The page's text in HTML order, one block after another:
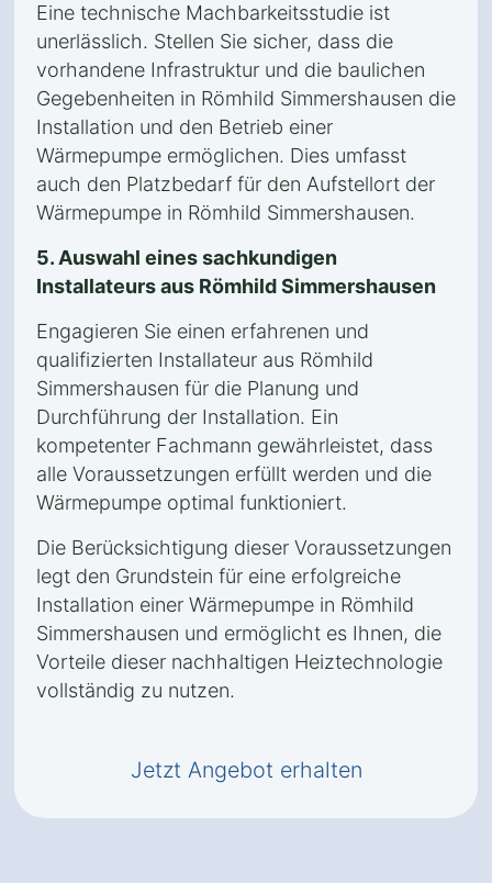
Eine technische Machbarkeitsstudie ist
unerlässlich. Stellen Sie sicher, dass die
vorhandene Infrastruktur und die baulichen
Gegebenheiten in Römhild Simmershausen die
Installation und den Betrieb einer
Wärmepumpe ermöglichen. Dies umfasst
auch den Platzbedarf für den Aufstellort der
Wärmepumpe in Römhild Simmershausen.
5. Auswahl eines sachkundigen
Installateurs aus Römhild Simmershausen
Engagieren Sie einen erfahrenen und
qualifizierten Installateur aus Römhild
Simmershausen für die Planung und
Durchführung der Installation. Ein
kompetenter Fachmann gewährleistet, dass
alle Voraussetzungen erfüllt werden und die
Wärmepumpe optimal funktioniert.
Die Berücksichtigung dieser Voraussetzungen
legt den Grundstein für eine erfolgreiche
Installation einer Wärmepumpe in Römhild
Simmershausen und ermöglicht es Ihnen, die
Vorteile dieser nachhaltigen Heiztechnologie
vollständig zu nutzen.
Jetzt Angebot erhalten